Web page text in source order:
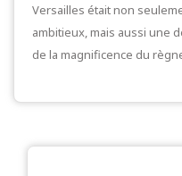
Versailles était non
ambitieux, mais aussi une
de la magnificence du